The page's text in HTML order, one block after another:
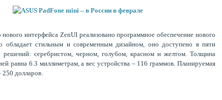
интерфейса ZenUI реализовано программное обеспечение нового
обладает стильным и современным дизайном, оно доступено в пяти
решений: серебристом, черном, голубом, красном и желтом. Толщина
равна 6.3 миллиметрам, а вес устройства – 116 граммов. Планируемая
250 долларов.